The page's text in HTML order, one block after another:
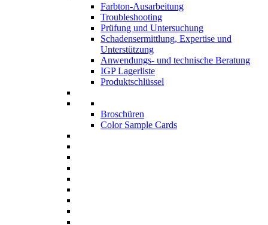
Farbton-Ausarbeitung
Troubleshooting
Prüfung und Untersuchung
Schadensermittlung, Expertise und
Unterstützung
Anwendungs- und technische Beratung
IGP Lagerliste
Produktschlüssel
Broschüren
Color Sample Cards